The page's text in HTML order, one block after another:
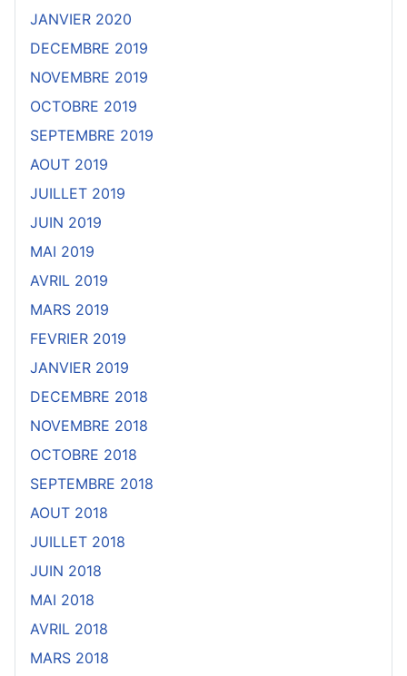
JANVIER 2020
DECEMBRE 2019
NOVEMBRE 2019
OCTOBRE 2019
SEPTEMBRE 2019
AOUT 2019
JUILLET 2019
JUIN 2019
MAI 2019
AVRIL 2019
MARS 2019
FEVRIER 2019
JANVIER 2019
DECEMBRE 2018
NOVEMBRE 2018
OCTOBRE 2018
SEPTEMBRE 2018
AOUT 2018
JUILLET 2018
JUIN 2018
MAI 2018
AVRIL 2018
MARS 2018